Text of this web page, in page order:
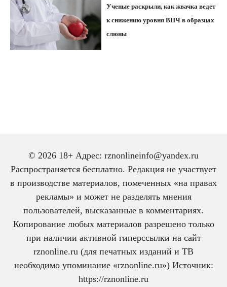
Ученые раскрыли, как жвачка ведет
к снижению уровня ВПЧ в образцах
слюны
© 2026 18+ Адрес: rznonlineinfo@yandex.ru
Распространяется бесплатно. Редакция не участвует
в производстве материалов, помеченных «на правах
рекламы» и может не разделять мнения
пользователей, высказанные в комментариях.
Копирование любых материалов разрешено только
при наличии активной гиперссылки на сайт
rznonline.ru (для печатных изданий и ТВ
необходимо упоминание «rznonline.ru») Источник:
https://rznonline.ru